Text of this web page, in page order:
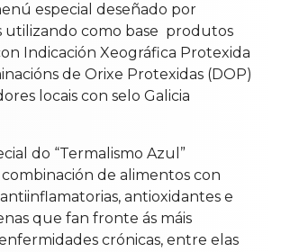
especial deseñado por
utilizando como base produtos
Indicación Xeográfica Protexida
de Orixe Protexidas (DOP)
locais con selo Galicia
do “Termalismo Azul”
combinación de alimentos con
antioxidantes e
que fan fronte ás máis
crónicas, entre elas